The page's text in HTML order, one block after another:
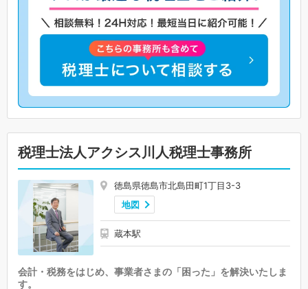
税理士法人アクシス川人税理士事務所
徳島県徳島市北島田町1丁目3-3
地図
蔵本駅
会計・税務をはじめ、事業者さまの「困った」を解決いたしま
す。